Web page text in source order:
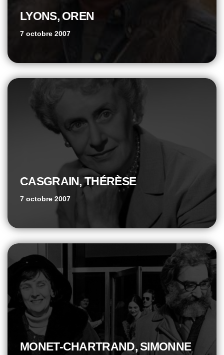
LYONS, OREN
7 octobre 2007
CASGRAIN, THÉRÈSE
7 octobre 2007
MONET-CHARTRAND, SIMONNE